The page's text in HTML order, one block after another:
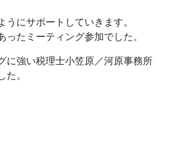
うにサポートしていきます。
ったミーティング参加でした。
に強い税理士小笠原／河原事務所
。